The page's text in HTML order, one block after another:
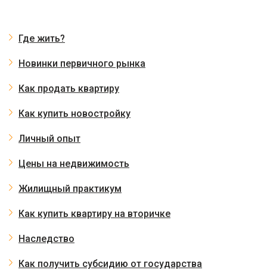
Где жить?
Новинки первичного рынка
Как продать квартиру
Как купить новостройку
Личный опыт
Цены на недвижимость
Жилищный практикум
Как купить квартиру на вторичке
Наследство
Как получить субсидию от государства